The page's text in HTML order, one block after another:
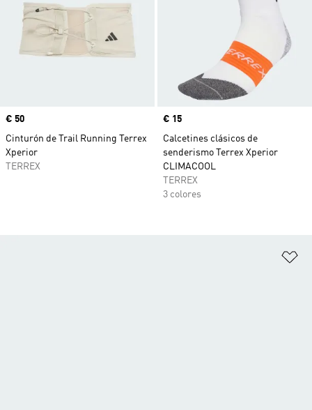
Precio
€ 50
Cinturón de Trail Running Terrex
Xperior
TERREX
Precio
€ 15
Calcetines clásicos de
senderismo Terrex Xperior
CLIMACOOL
TERREX
3 colores